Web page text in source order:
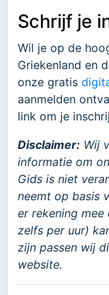
Schrijf je
Wil je op de
Griekenland en
onze gratis
aanmelden
link om je
Disclaimer: Wij
informatie om
Gids is niet
neemt op basis
er rekening
zelfs per uur)
zijn passen wij
website.